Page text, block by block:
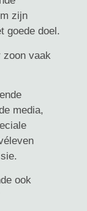
zijn
goede doel.
zoon vaak
media,
ook